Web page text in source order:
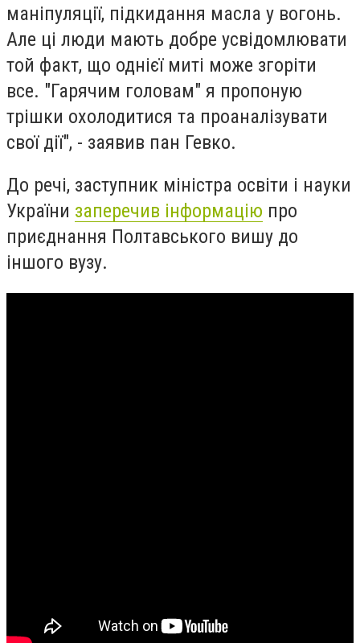
маніпуляції, підкидання масла у вогонь.
Але ці люди мають добре усвідомлювати
той факт, що однієї миті може згоріти
все. "Гарячим головам" я пропоную
трішки охолодитися та проаналізувати
свої дії", - заявив пан Гевко.
До речі, заступник міністра освіти і науки
України заперечив інформацію про
приєднання Полтавського вишу до
іншого вузу.